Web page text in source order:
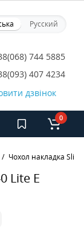
Русский
744 5885
407 4234
дзвінок
0
Чохол накладка
Lite E